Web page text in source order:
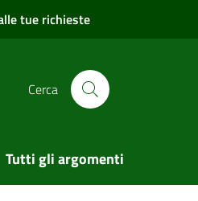
tue richieste
Cerca
Tutti gli argomenti